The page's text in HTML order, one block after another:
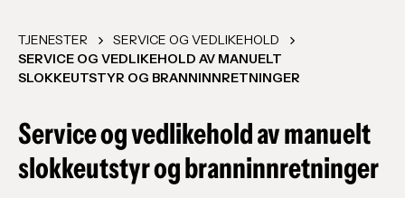
TJENESTER
SERVICE OG VEDLIKEHOLD
SERVICE OG VEDLIKEHOLD AV MANUELT
SLOKKEUTSTYR OG BRANNINNRETNINGER
Service og vedlikehold av manuelt
slokkeutstyr og branninnretninger